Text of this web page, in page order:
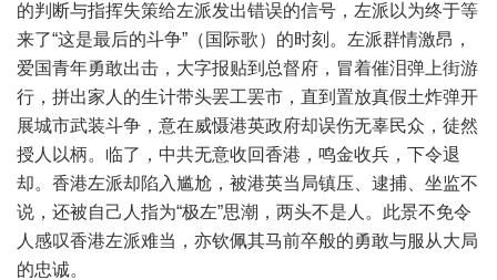
的判断与指挥失策给左派发出错误的信号，左派以为终于等
来了“这是最后的斗争” （国际歌）的时刻。左派群情激昂，
爱国青年勇敢出击，大字报贴到总督府，冒着催泪弹上街游
行，拼出家人的生计带头罢工罢市，直到置放真假土炸弹开
展城市武装斗争，意在威慑港英政府却误伤无辜民众，徒然
授人以柄。临了，中共无意收回香港，鸣金收兵，下令退
却。香港左派却陷入尴尬，被港英当局镇压、逮捕、坐监不
说，还被自己人指为“极左”思潮，两头不是人。此景不免令
人感叹香港左派难当，亦钦佩其马前卒般的勇敢与服从大局
的忠诚。